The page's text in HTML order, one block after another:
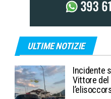
ULTIME NOTIZIE
Incidente
Vittore del